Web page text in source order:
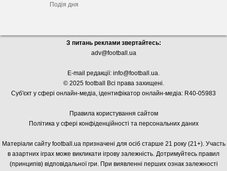
Подія дня
З питань реклами звертайтесь:
adv@football.ua
E-mail редакції: info@football.ua.
© 2025 football Всі права захищені.
Суб'єкт у сфері онлайн-медіа, ідентифікатор онлайн-медіа: R40-05983
Правила користування сайтом
Політика у сфері конфіденційності та персональних даних
Матеріали сайту football.ua призначені для осіб старше 21 року (21+). Участь
в азартних іграх може викликати ігрову залежність. Дотримуйтесь правил
(принципів) відповідальної гри. При виявленні перших ознак залежності